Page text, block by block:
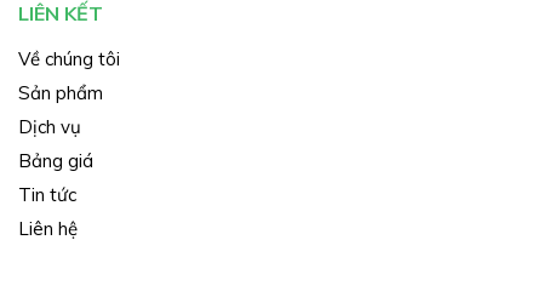
LIÊN KẾT
Về chúng tôi
Sản phẩm
Dịch vụ
Bảng giá
Tin tức
Liên hệ